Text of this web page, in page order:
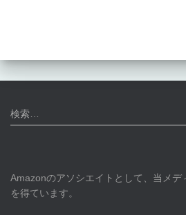
検
索
検索…
Amazonのアソシエイトとして、当メデ
を得ています。